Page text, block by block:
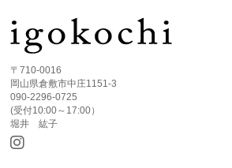
〒710-0016
岡山県倉敷市中庄1151-3
090-2296-0725
(受付10:00～17:00）
堀井 紘子